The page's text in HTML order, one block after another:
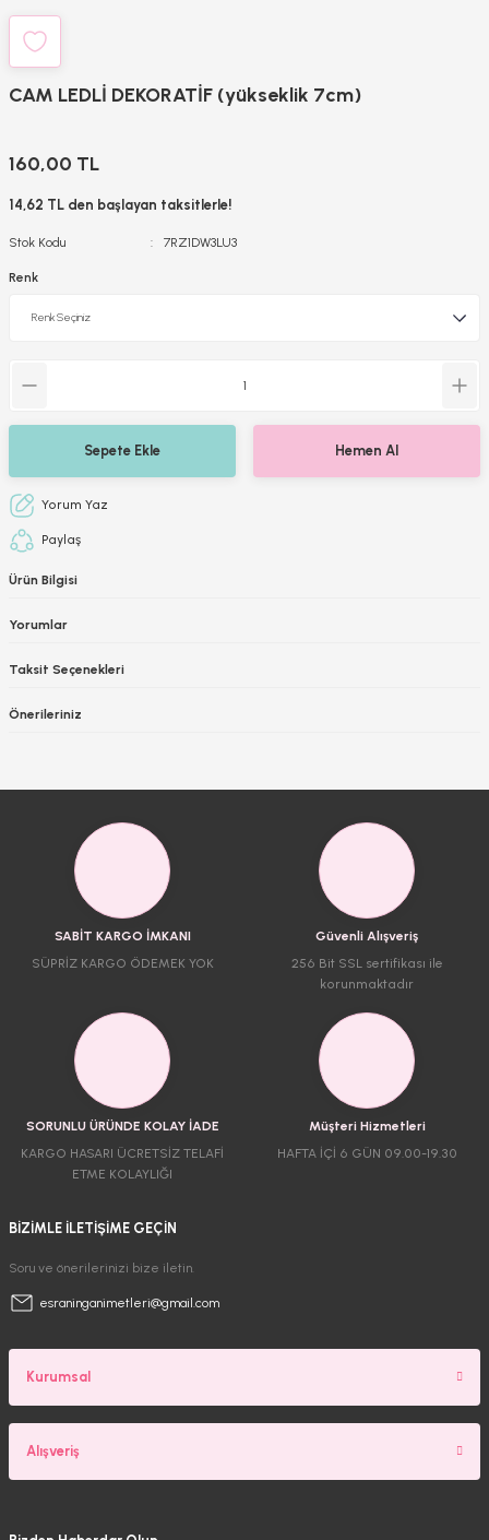
CAM LEDLİ DEKORATİF (yükseklik 7cm)
160,00 TL
14,62 TL den başlayan taksitlerle!
Stok Kodu 7RZ1DW3LU3
Renk
Sepete Ekle Hemen Al
Yorum Yaz
Paylaş
Ürün Bilgisi
Yorumlar
Taksit Seçenekleri
Önerileriniz
SABİT KARGO İMKANI
SÜPRİZ KARGO ÖDEMEK YOK
Güvenli Alışveriş
256 Bit SSL sertifikası ile
korunmaktadır
SORUNLU ÜRÜNDE KOLAY İADE
KARGO HASARI ÜCRETSİZ TELAFİ
ETME KOLAYLIĞI
Müşteri Hizmetleri
HAFTA İÇİ 6 GÜN 09.00-19.30
BİZİMLE İLETİŞİME GEÇİN
Soru ve önerilerinizi bize iletin.
esraninganimetleri@gmail.com
Kurumsal
Alışveriş